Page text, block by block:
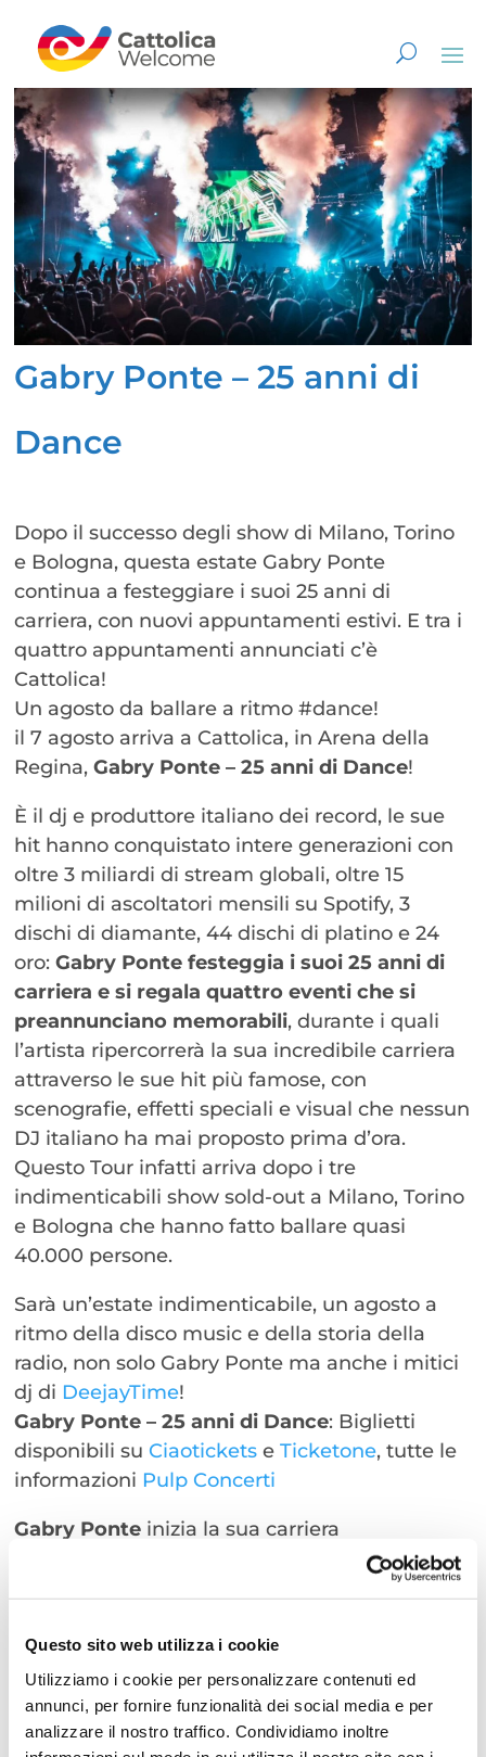
Questo sito web utilizza i cookie
Utilizziamo i cookie per personalizzare contenuti ed
annunci, per fornire funzionalità dei social media e per
analizzare il nostro traffico. Condividiamo inoltre
Gabry Ponte – 25 anni di
Dance
Dopo il successo degli show di Milano, Torino
e Bologna, questa estate Gabry Ponte
continua a festeggiare i suoi 25 anni di
carriera, con nuovi appuntamenti estivi. E tra i
quattro appuntamenti annunciati c’è
Cattolica!
Un agosto da ballare a ritmo #dance!
il 7 agosto arriva a Cattolica, in Arena della
Regina,Gabry Ponte – 25 anni di Dance!
È il dj e produttore italiano dei record, le sue
hit hanno conquistato intere generazioni con
oltre 3 miliardi di stream globali, oltre 15
milioni di ascoltatori mensili su Spotify, 3
dischi di diamante, 44 dischi di platino e 24
oro:Gabry Ponte festeggia i suoi 25 anni di
carriera e si regala quattro eventi che si
preannunciano memorabili, durante i quali
l’artista ripercorrerà la sua incredibile carriera
attraverso le sue hit più famose, con
scenografie, effetti speciali e visual che nessun
DJ italiano ha mai proposto prima d’ora.
Questo Tour infatti arriva dopo i tre
indimenticabili show sold-out a Milano, Torino
e Bologna che hanno fatto ballare quasi
40.000 persone.
Sarà un’estate indimenticabile, un agosto a
ritmo della disco music e della storia della
radio, non solo Gabry Ponte ma anche i mitici
dj di DeejayTime!
Gabry Ponte – 25 anni di Dance: Biglietti
disponibili suCiaotickets eTicketone, tutte le
informazioni Pulp Concerti
Gabry Ponte inizia la sua carriera
ufficialmente nel 1998 quando produce “Blue
(da ba dee)”, il singolo di debutto con gli Eiffel
oltre 8 milioni di copie.
Al singolo segue il primo album “Europop” che
vende altri 4 milioni di copie.
Nel 2000 l’artista vince gli European Music